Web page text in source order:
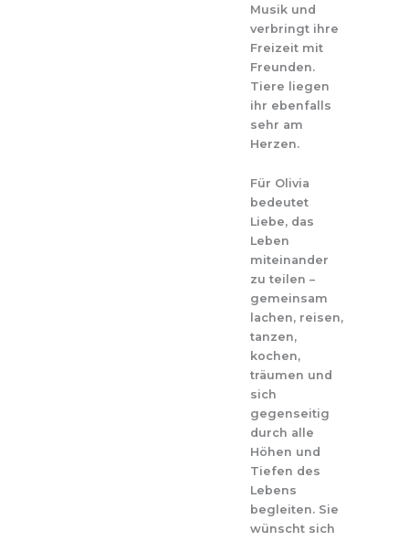
Musik und
verbringt ihre
Freizeit mit
Freunden.
Tiere liegen
ihr ebenfalls
sehr am
Herzen.
Für Olivia
bedeutet
Liebe, das
Leben
miteinander
zu teilen –
gemeinsam
lachen, reisen,
tanzen,
kochen,
träumen und
sich
gegenseitig
durch alle
Höhen und
Tiefen des
Lebens
begleiten. Sie
wünscht sich